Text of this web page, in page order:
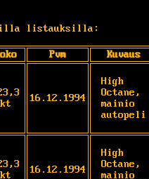
listauksilla:
Pvm Kuvaus
kt
16.12.1994
High
Octane,
mainio
autopeli
kt
16.12.1994
High
Octane,
mainio